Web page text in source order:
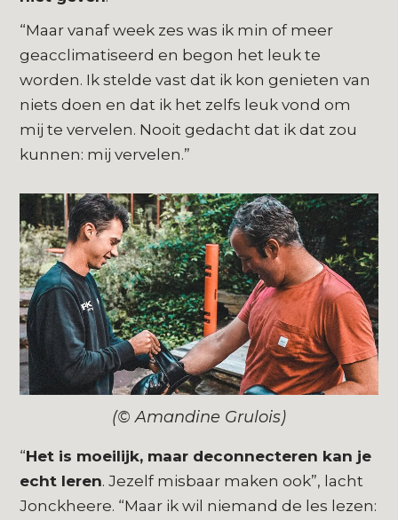
“Maar vanaf week zes was ik min of meer
geacclimatiseerd en begon het leuk te
worden. Ik stelde vast dat ik kon genieten van
niets doen en dat ik het zelfs leuk vond om
mij te vervelen. Nooit gedacht dat ik dat zou
kunnen: mij vervelen.”
(© Amandine Grulois)
“Het is moeilijk, maar deconnecteren kan je
echt leren. Jezelf misbaar maken ook”, lacht
Jonckheere. “Maar ik wil niemand de les lezen: